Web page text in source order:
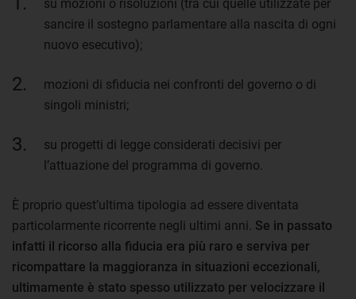
su mozioni o risoluzioni (tra cui quelle utilizzate per
sancire il sostegno parlamentare alla nascita di ogni
nuovo esecutivo);
mozioni di sfiducia nei confronti del governo o di
singoli ministri;
su progetti di legge considerati decisivi per
l’attuazione del programma di governo.
È proprio quest’ultima tipologia ad essere diventata
particolarmente ricorrente negli ultimi anni. Se in passato
infatti il ricorso alla fiducia era più raro e serviva per
ricompattare la maggioranza in situazioni eccezionali,
ultimamente è stato spesso utilizzato per velocizzare il